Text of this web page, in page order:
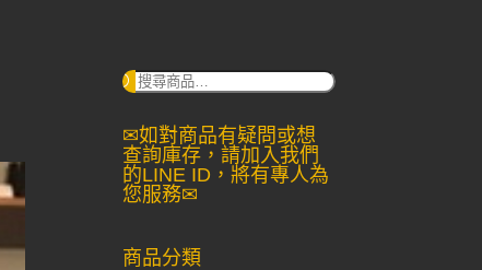
搜
✉如對商品有疑問或想
查詢庫存，請加入我們
的LINE ID，將有專人為
您服務✉
商品分類